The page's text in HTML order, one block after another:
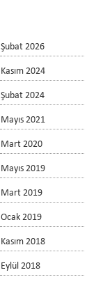
Şubat 2026
Kasım 2024
Şubat 2024
Mayıs 2021
Mart 2020
Mayıs 2019
Mart 2019
Ocak 2019
Kasım 2018
Eylül 2018